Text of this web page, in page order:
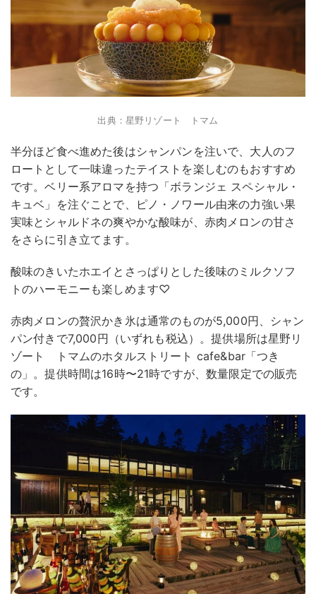
出典：星野リゾート トマム
半分ほど食べ進めた後はシャンパンを注いで、大人のフ
ロートとして一味違ったテイストを楽しむのもおすすめ
です。ベリー系アロマを持つ「ボランジェ スペシャル・
キュベ」を注ぐことで、ピノ・ノワール由来の力強い果
実味とシャルドネの爽やかな酸味が、赤肉メロンの甘さ
をさらに引き立てます。
酸味のきいたホエイとさっぱりとした後味のミルクソフ
トのハーモニーも楽しめます♡
赤肉メロンの贅沢かき氷は通常のものが5,000円、シャン
パン付きで7,000円（いずれも税込）。提供場所は星野リ
ゾート トマムのホタルストリート cafe&bar「つき
の」。提供時間は16時〜21時ですが、数量限定での販売
です。